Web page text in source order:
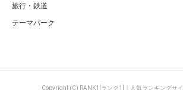
旅行・鉄道
テーマパーク
Copyright (C) RANK1[ランク1]｜人気ランキングサ